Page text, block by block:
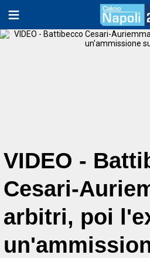
VIDEO -
Cesari-
arbitri, poi